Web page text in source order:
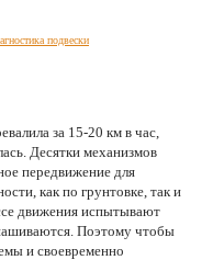
подвески
за 15-20 км в час,
Десятки механизмов
передвижение для
как по грунтовке, так и
движения испытывают
Поэтому чтобы
и своевременно